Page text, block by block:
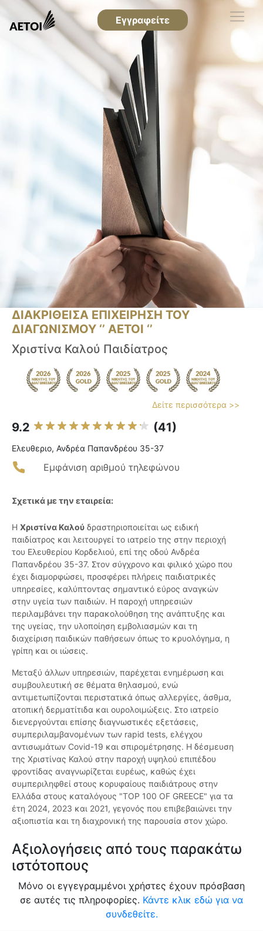
Εγγραφείτε
ΔΙΑΚΡΙΘΕΙΣΑ ΕΠΙΧΕΙΡΗΣΗ ΤΟΥ
ΔΙΑΓΩΝΙΣΜΟΥ ‘’ ΑΕΤΟΙ ‘’
Χριστίνα Καλού Παιδίατρος
Δείτε περισσότερα >>
9.2 (41)
Ελευθεριο, Ανδρέα Παπανδρέου 35-37
Εμφάνιση αριθμού τηλεφώνου
Σχετικά με την εταιρεία:
Η Χριστίνα Καλού δραστηριοποιείται ως ειδική
παιδίατρος και λειτουργεί το ιατρείο της στην περιοχή
του Ελευθερίου Κορδελιού, επί της οδού Ανδρέα
Παπανδρέου 35-37. Στον σύγχρονο και φιλικό χώρο που
έχει διαμορφώσει, προσφέρει πλήρεις παιδιατρικές
υπηρεσίες, καλύπτοντας σημαντικό εύρος αναγκών
στην υγεία των παιδιών. Η παροχή υπηρεσιών
περιλαμβάνει την παρακολούθηση της ανάπτυξης και
της υγείας, την υλοποίηση εμβολιασμών και τη
διαχείριση παιδικών παθήσεων όπως το κρυολόγημα, η
γρίπη και οι ιώσεις.
Μεταξύ άλλων υπηρεσιών, παρέχεται ενημέρωση και
συμβουλευτική σε θέματα θηλασμού, ενώ
αντιμετωπίζονται περιστατικά όπως αλλεργίες, άσθμα,
ατοπική δερματίτιδα και ουρολοιμώξεις. Στο ιατρείο
διενεργούνται επίσης διαγνωστικές εξετάσεις,
συμπεριλαμβανομένων των rapid tests, ελέγχου
αντισωμάτων Covid-19 και σπιρομέτρησης. Η δέσμευση
της Χριστίνας Καλού στην παροχή υψηλού επιπέδου
φροντίδας αναγνωρίζεται ευρέως, καθώς έχει
συμπεριληφθεί στους κορυφαίους παιδιάτρους στην
Ελλάδα στους καταλόγους "TOP 100 OF GREECE" για τα
έτη 2024, 2023 και 2021, γεγονός που επιβεβαιώνει την
αξιοπιστία και τη διαχρονική της παρουσία στον χώρο.
Αξιολογήσεις από τους παρακάτω
ιστότοπους
Μόνο οι εγγεγραμμένοι χρήστες έχουν πρόσβαση
σε αυτές τις πληροφορίες. Κάντε κλικ εδώ για να
συνδεθείτε.